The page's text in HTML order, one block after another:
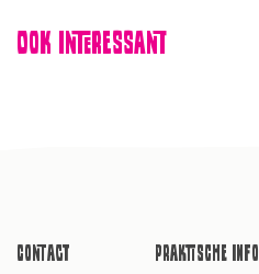
Ook interessant
Contact Praktische info